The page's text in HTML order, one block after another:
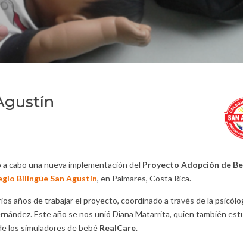
cabo una nueva implementación del Proyecto Adopción de
Bilingüe San Agustín, en Palmares, Costa Rica.
años de trabajar el proyecto, coordinado a través de la
Este año se nos unió Diana Matarrita, quien también
los simuladores de bebé RealCare.